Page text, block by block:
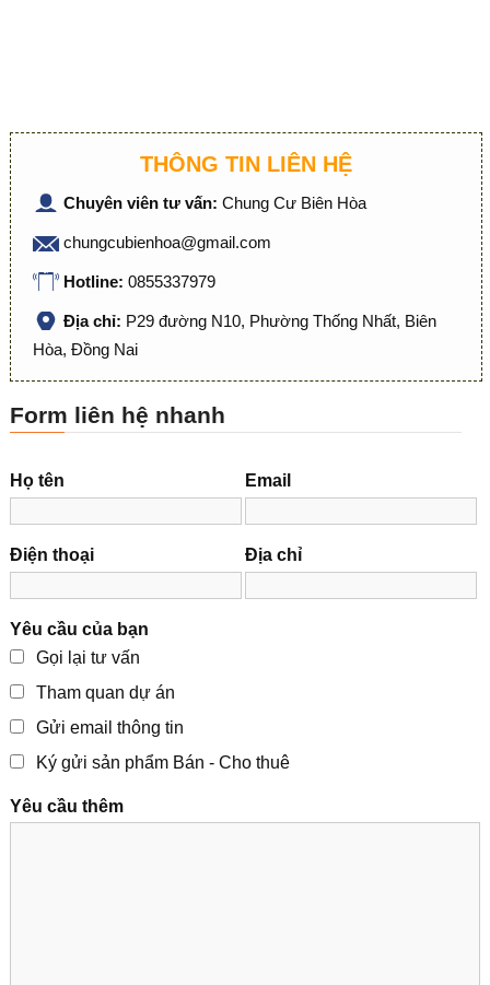
THÔNG TIN LIÊN HỆ
Chuyên viên tư vấn: Chung Cư Biên Hòa
chungcubienhoa@gmail.com
Hotline: 0855337979
Địa chỉ: P29 đường N10, Phường Thống Nhất, Biên
Hòa, Đồng Nai
Form liên hệ nhanh
Họ tên Email
Điện thoại Địa chỉ
Yêu cầu của bạn
Gọi lại tư vấn
Tham quan dự án
Gửi email thông tin
Ký gửi sản phẩm Bán - Cho thuê
Yêu cầu thêm